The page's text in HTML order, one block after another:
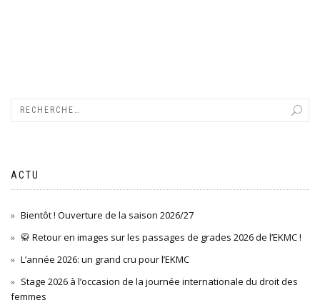
ACTU
Bientôt ! Ouverture de la saison 2026/27
🥋 Retour en images sur les passages de grades 2026 de l’EKMC !
L’année 2026: un grand cru pour l’EKMC
Stage 2026 à l’occasion de la journée internationale du droit des
femmes